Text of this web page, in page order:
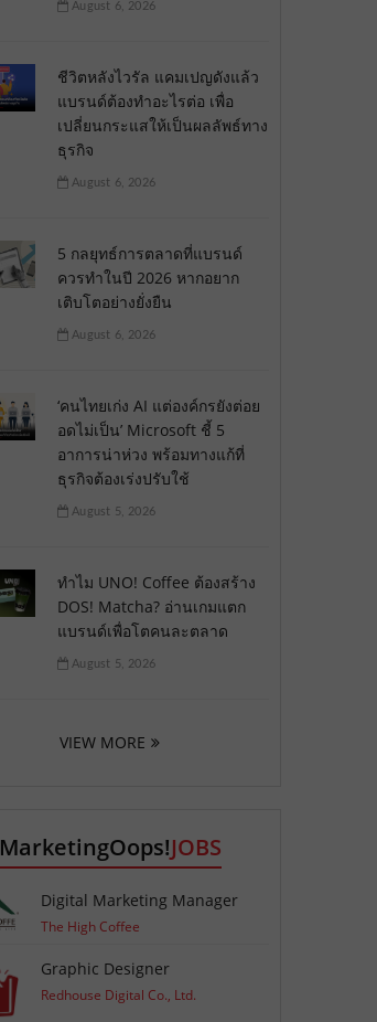
August 6, 2026
ชีวิตหลังไวรัล แคมเปญดังแล้ว
แบรนด์ต้องทำอะไรต่อ เพื่อ
เปลี่ยนกระแสให้เป็นผลลัพธ์ทาง
ธุรกิจ
August 6, 2026
5 กลยุทธ์การตลาดที่แบรนด์
ควรทำในปี 2026 หากอยาก
เติบโตอย่างยั่งยืน
August 6, 2026
‘คนไทยเก่ง AI แต่องค์กรยังต่อย
อดไม่เป็น’ Microsoft ชี้ 5
อาการน่าห่วง พร้อมทางแก้ที่
ธุรกิจต้องเร่งปรับใช้
August 5, 2026
ทำไม UNO! Coffee ต้องสร้าง
DOS! Matcha? อ่านเกมแตก
แบรนด์เพื่อโตคนละตลาด
August 5, 2026
VIEW MORE
MarketingOops!JOBS
Digital Marketing Manager
The High Coffee
Graphic Designer
Redhouse Digital Co., Ltd.